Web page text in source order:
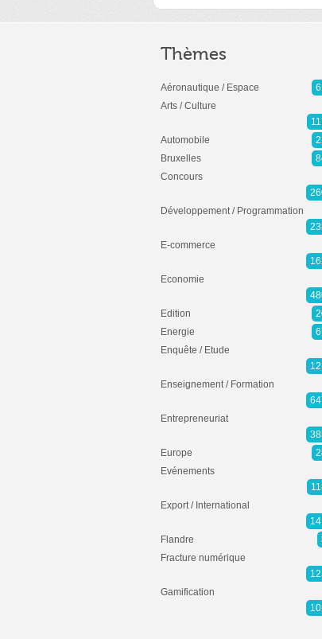
Thèmes
Aéronautique / Espace
Arts / Culture
Automobile
Bruxelles
Concours
Développement / Programmation
E-commerce
Economie
Edition
Energie
Enquête / Etude
Enseignement / Formation
Entrepreneuriat
Europe
Evénements
Export / International
Flandre
Fracture numérique
Gamification